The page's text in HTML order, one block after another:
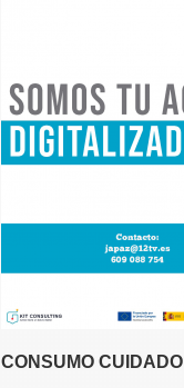
CONSUMO CUIDADO